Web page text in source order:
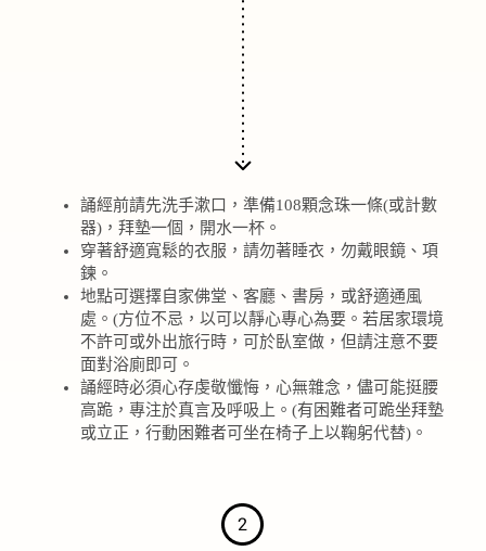
誦經前請先洗手漱口，準備108顆念珠一條(或計數
器)，拜墊一個，開水一杯。
穿著舒適寬鬆的衣服，請勿著睡衣，勿戴眼鏡、項
鍊。
地點可選擇自家佛堂、客廳、書房，或舒適通風
處。(方位不忌，以可以靜心專心為要。若居家環境
不許可或外出旅行時，可於臥室做，但請注意不要
面對浴廁即可。
誦經時必須心存虔敬懺悔，心無雜念，儘可能挺腰
高跪，專注於真言及呼吸上。(有困難者可跪坐拜墊
或立正，行動困難者可坐在椅子上以鞠躬代替)。